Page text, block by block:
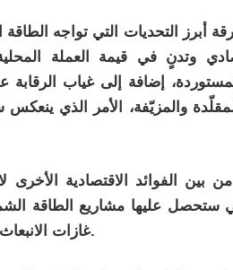
أبرز التحديات التي تواجه
وتدنٍ في قيمة العملة
إضافة إلى غياب
والمزيّفة، الأمر الذي
بين الفوائد الاقتصادية
ستحصل عليها مشاريع الطاقة
غازات الانبعاث الحراري الناتج عن استبدال مصادر الطاقة التقليدية.